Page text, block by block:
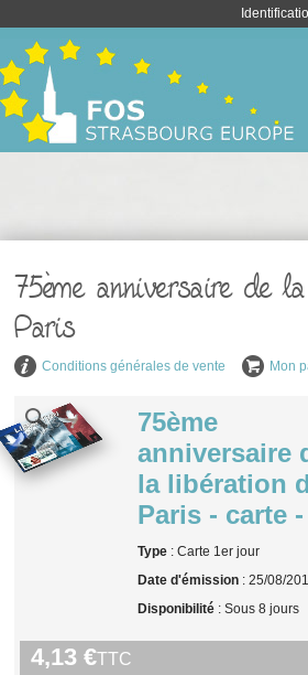
75ème anniversaire de
Paris
Conditions générales de vente Mon
75ème
anniversaire
la libération
Paris - carte -
Type: Carte 1er jour
Date d'émission: 25/08/
Disponibilité: Sous 8 jours
4,13 €TTC